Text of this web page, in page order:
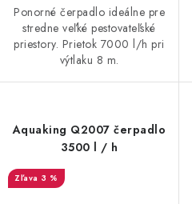
Ponorné čerpadlo ideálne pre
stredne veľké pestovateľské
priestory. Prietok 7000 l/h pri
výtlaku 8 m.
Aquaking Q2007 čerpadlo
3500 l / h
3 %